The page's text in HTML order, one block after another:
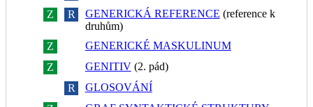
Z
R GENERICKÁ REFERENCE (reference k
druhům)
Z
GENERICKÉ MASKULINUM
Z
GENITIV(2. pád)
R
GLOSOVÁNÍ